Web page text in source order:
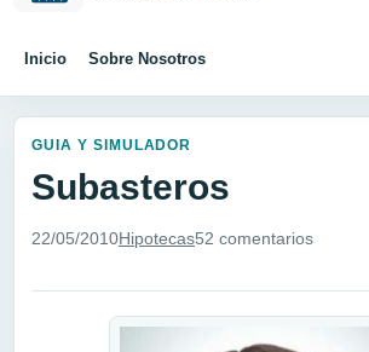
Inicio Sobre Nosotros
GUIA Y SIMULADOR
Subasteros
22/05/2010Hipotecas52 comentarios